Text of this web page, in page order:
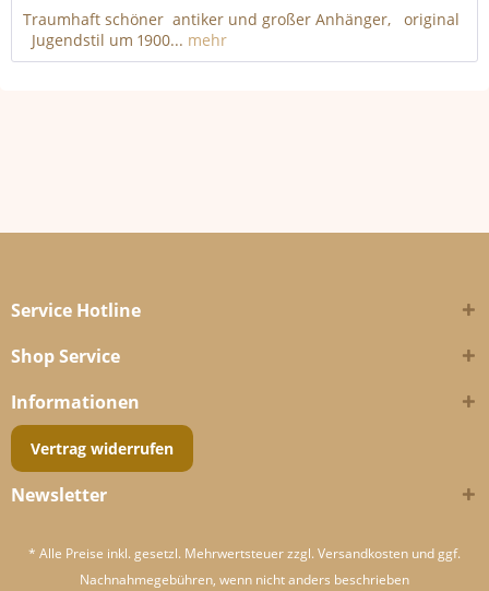
Traumhaft schöner antiker und großer Anhänger, original
Jugendstil um 1900... mehr
Service Hotline
Shop Service
Informationen
Vertrag widerrufen
Newsletter
* Alle Preise inkl. gesetzl. Mehrwertsteuer zzgl. Versandkosten und ggf.
Nachnahmegebühren, wenn nicht anders beschrieben